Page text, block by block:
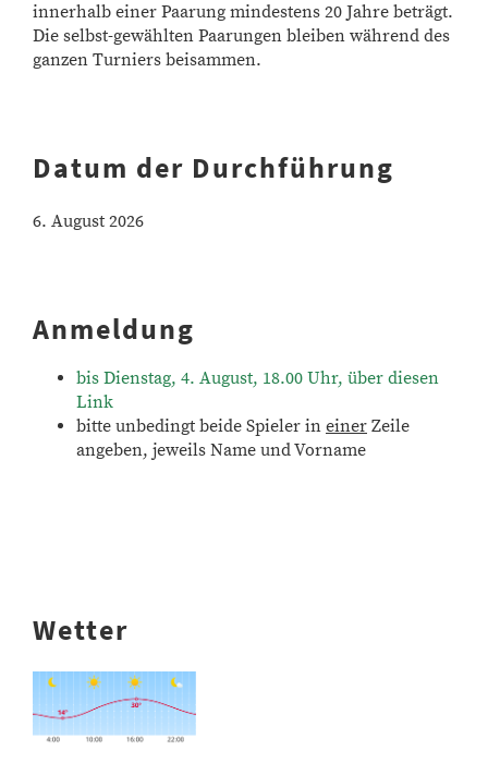
innerhalb einer Paarung mindestens 20 Jahre beträgt.
Die selbst-gewählten Paarungen bleiben während des
ganzen Turniers beisammen.
Datum der Durchführung
6. August 2026
Anmeldung
bis Dienstag, 4. August, 18.00 Uhr, über diesen
Link
bitte unbedingt beide Spieler in einer Zeile
angeben, jeweils Name und Vorname
Wetter